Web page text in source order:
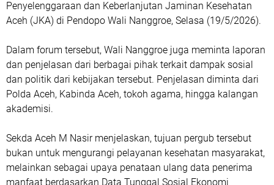
Penyelenggaraan dan Keberlanjutan Jaminan Kesehatan
Aceh (JKA) di Pendopo Wali Nanggroe, Selasa (19/5/2026).
Dalam forum tersebut, Wali Nanggroe juga meminta laporan
dan penjelasan dari berbagai pihak terkait dampak sosial
dan politik dari kebijakan tersebut. Penjelasan diminta dari
Polda Aceh, Kabinda Aceh, tokoh agama, hingga kalangan
akademisi.
Sekda Aceh M Nasir menjelaskan, tujuan pergub tersebut
bukan untuk mengurangi pelayanan kesehatan masyarakat,
melainkan sebagai upaya penataan ulang data penerima
manfaat berdasarkan Data Tunggal Sosial Ekonomi